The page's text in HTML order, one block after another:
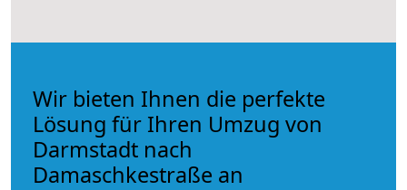
Wir bieten Ihnen die perfekte
Lösung für Ihren Umzug von
Darmstadt nach
Damaschkestraße an